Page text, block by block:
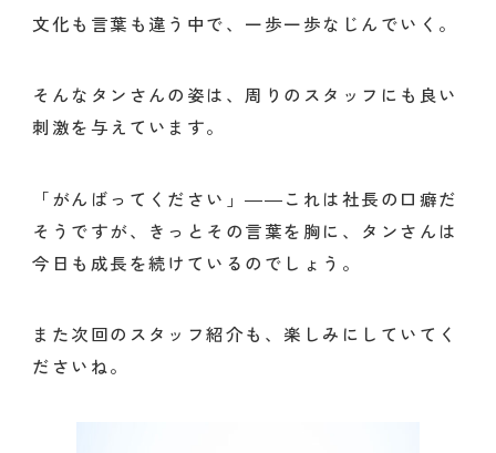
文化も言葉も違う中で、一歩一歩なじんでいく。
そんなタンさんの姿は、周りのスタッフにも良い
刺激を与えています。
「がんばってください」――これは社長の口癖だ
そうですが、きっとその言葉を胸に、タンさんは
今日も成長を続けているのでしょう。
また次回のスタッフ紹介も、楽しみにしていてく
ださいね。